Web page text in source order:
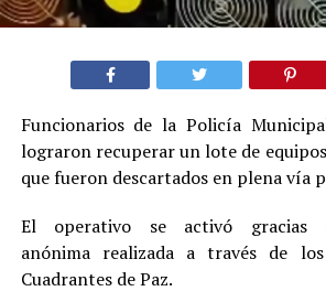
Funcionarios de la Policía
lograron recuperar un lote de
que fueron descartados en plena vía
El operativo se activó gracias
anónima realizada a través de
Cuadrantes de Paz.